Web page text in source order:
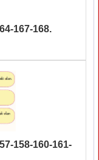
167-168.
158-160-161-